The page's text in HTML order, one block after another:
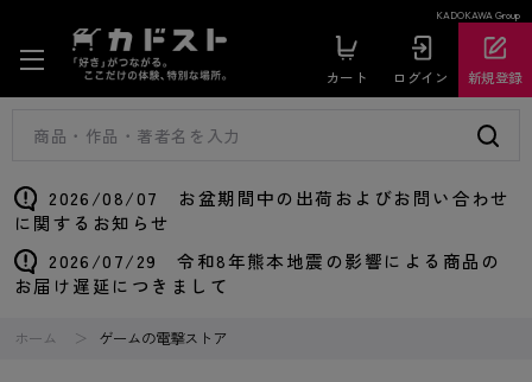
KADOKAWA Group
カート ログイン 新規登録
2026/08/07 お盆期間中の出荷およびお問い合わせ
に関するお知らせ
2026/07/29 令和8年熊本地震の影響による商品の
お届け遅延につきまして
ホーム ゲームの電撃ストア